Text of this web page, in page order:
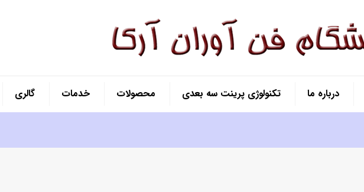
درباره ما تکنولوژی پرینت سه بعدی محصولات خدمات گالری